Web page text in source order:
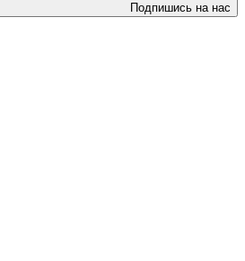
Подпишись на нас